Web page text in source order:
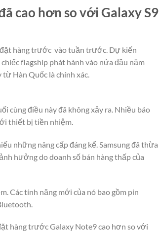
cao hơn so với Galaxy S9
đặt hàng trước vào tuần trước. Dự kiến
flagship phát hành vào nửa đầu năm
Hàn Quốc là chính xác.
cùng điều này đã không xảy ra. Nhiều báo
thiết bị tiền nhiệm.
những nâng cấp đáng kể. Samsung đã thừa
hưởng do doanh số bán hàng thấp của
Các tính năng mới của nó bao gồm pin
hàng trước Galaxy Note9 cao hơn so với